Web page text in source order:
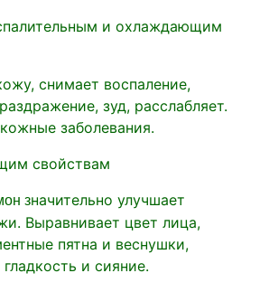
и охлаждающим
снимает воспаление,
зуд, расслабляет.
заболевания.
свойствам
значительно улучшает
Выравнивает цвет лица,
пятна и веснушки,
и сияние.